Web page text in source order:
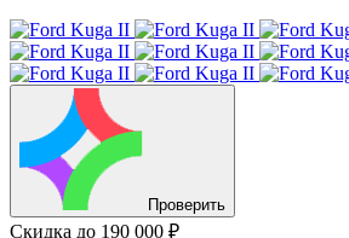
Проверить
Скидка до 190 000 ₽